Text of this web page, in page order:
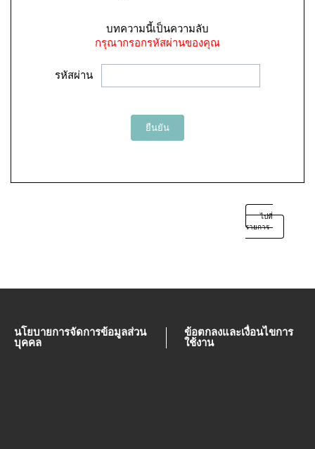
บทความนี้เป็นความลับ
กรุณากรอกรหัสผ่านของคุณ
รหัสผ่าน
ยืนยัน
ไปที่
รายการ
นโยบายการจัดการข้อมูลส่วน
บุคคล
ข้อตกลงและเงื่อนไขการ
ใช้งาน